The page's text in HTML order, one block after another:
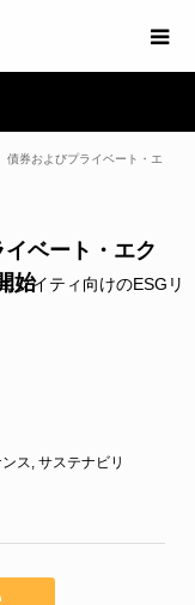
債券およびプライベート・エ
ベート・エク
始
ス, サステナビリ